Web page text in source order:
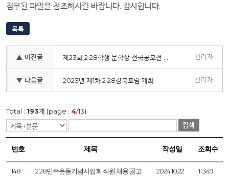
첨부된 파일을 참조하시길 바랍니다. 감사합니다.
목록
▲ 이전글 관리자
▼ 다음글 2023년 제1차 2·28경북포럼 개최 관리자
Total : 193개 (page : 4/13)
검색
번호 제목 작성일 조회수
148 2·28민주운동기념사업회 직원 채용 공고 2024.10.22 11,349